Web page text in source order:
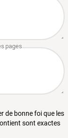
de bonne foi que les
sont exactes